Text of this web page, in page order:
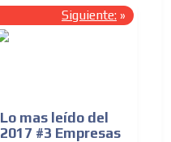
Siguiente: »
Lo mas leído del
2017 #3 Empresas